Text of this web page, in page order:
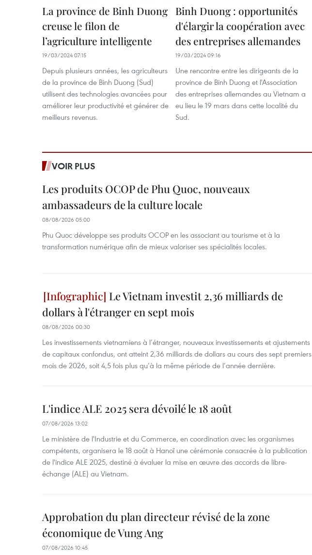
La province de Binh Duong
creuse le filon de
l’agriculture intelligente
19/03/2024 07:15
Depuis plusieurs années, les agriculteurs
de la province de Binh Duong (Sud)
utilisent des technologies avancées pour
améliorer leur productivité et générer de
meilleurs revenus.
Binh Duong : opportunités
d'élargir la coopération avec
des entreprises allemandes
19/03/2024 09:16
Une rencontre entre les dirigeants de la
province de Binh Duong et l'Association
des entreprises allemandes au Vietnam a
eu lieu le 19 mars dans cette localité du
Sud.
VOIR PLUS
Les produits OCOP de Phu Quoc, nouveaux
ambassadeurs de la culture locale
08/08/2026 05:00
Phu Quoc développe ses produits OCOP en les associant au tourisme et à la
transformation numérique afin de mieux valoriser ses spécialités locales.
Le Vietnam investit 2,36 milliards de
dollars à l'étranger en sept mois
08/08/2026 00:30
Les investissements vietnamiens à l’étranger, nouveaux investissements et ajustements
de capitaux confondus, ont atteint 2,36 milliards de dollars au cours des sept premiers
mois de 2026, soit 4,5 fois plus qu’à la même période de l’année dernière.
L'indice ALE 2025 sera dévoilé le 18 août
07/08/2026 13:02
Le ministère de l'Industrie et du Commerce, en coordination avec les organismes
compétents, organisera le 18 août à Hanoï une cérémonie consacrée à la publication
de l'indice ALE 2025, destiné à évaluer la mise en œuvre des accords de libre-
échange (ALE) au Vietnam.
Approbation du plan directeur révisé de la zone
économique de Vung Ang
07/08/2026 10:45